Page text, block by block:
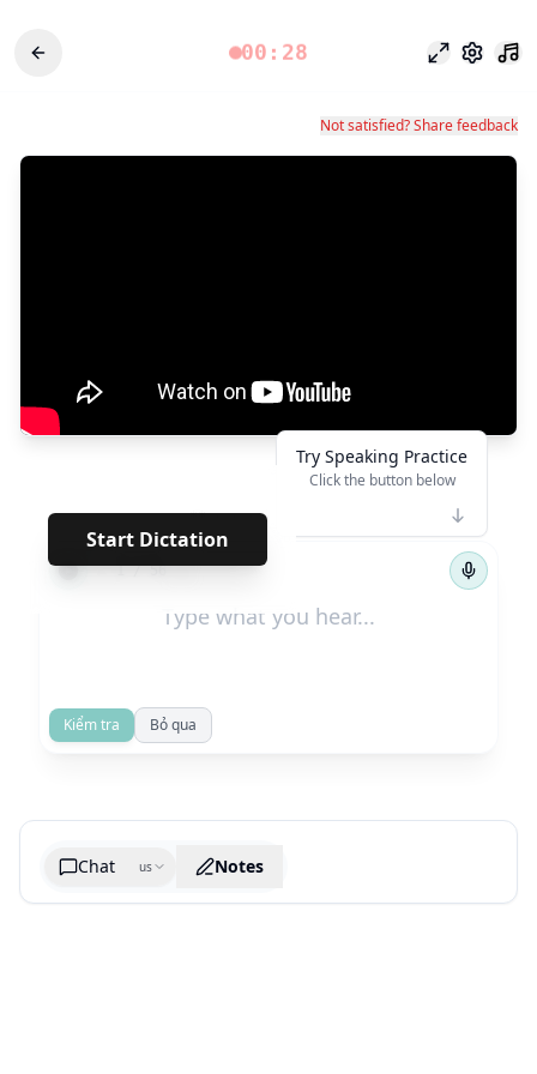
00:28 Chế độ tập
Cài đặt
Not satisfied? Share feedback
Start Dictation
** · · · · · · ·
← 1/56 →
Try Speaking Practice
Click the button below
Kiểm tra Bỏ qua
Chat us Notes